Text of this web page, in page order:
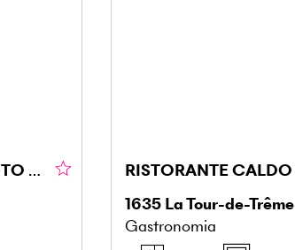
MAGNIFICO APPARTAMENTO CON TETTO
1635 La Tour-de-Trême
Gastronomia